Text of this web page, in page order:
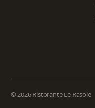
© 2026 Ristorante Le Rasole